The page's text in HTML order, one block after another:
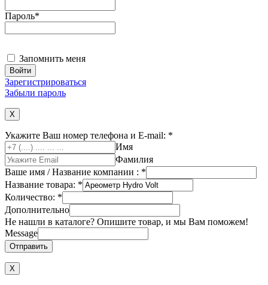
Пароль*
Запомнить меня
Зарегистрироваться
Забыли пароль
X
Укажите Ваш номер телефона и E-mail: *
Имя
Фамилия
Ваше имя / Название компании : *
Название товара: *
Количество: *
Дополнительно
Не нашли в каталоге? Опишите товар, и мы Вам поможем!
Message
Отправить
Х